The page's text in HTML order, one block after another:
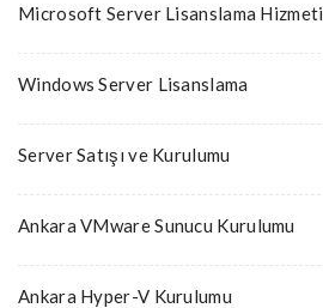
Microsoft Server Lisanslama Hizmeti
Windows Server Lisanslama
Server Satışı ve Kurulumu
Ankara VMware Sunucu Kurulumu
Ankara Hyper-V Kurulumu